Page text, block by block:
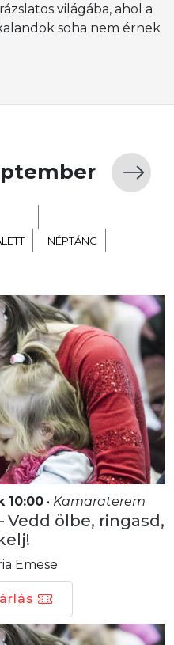
világába, ahol a
soha nem érnek
NÉPTÁNC
10:00• Kamaraterem
Vedd ölbe, ringasd,
Emese